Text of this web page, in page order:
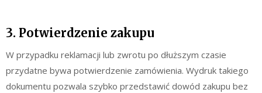
3. Potwierdzenie zakupu
W przypadku reklamacji lub zwrotu po dłuższym czasie
przydatne bywa potwierdzenie zamówienia. Wydruk takiego
dokumentu pozwala szybko przedstawić dowód zakupu bez